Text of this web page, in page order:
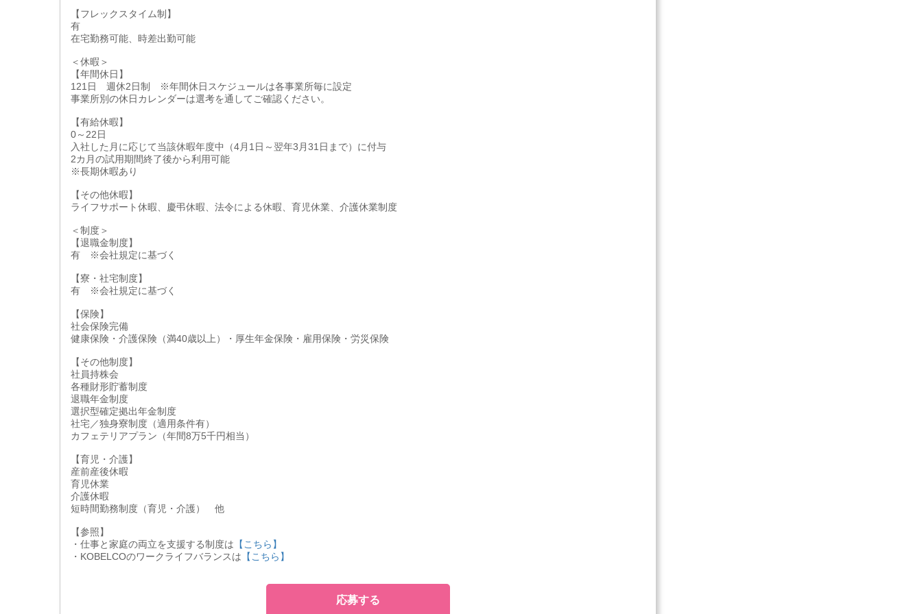
【フレックスタイム制】
有
在宅勤務可能、時差出勤可能
＜休暇＞
【年間休日】
121日 週休2日制 ※年間休日スケジュールは各事業所毎に設定
事業所別の休日カレンダーは選考を通してご確認ください。
【有給休暇】
0～22日
入社した月に応じて当該休暇年度中（4月1日～翌年3月31日まで）に付与
2カ月の試用期間終了後から利用可能
※長期休暇あり
【その他休暇】
ライフサポート休暇、慶弔休暇、法令による休暇、育児休業、介護休業制度
＜制度＞
【退職金制度】
有 ※会社規定に基づく
【寮・社宅制度】
有 ※会社規定に基づく
【保険】
社会保険完備
健康保険・介護保険（満40歳以上）・厚生年金保険・雇用保険・労災保険
【その他制度】
社員持株会
各種財形貯蓄制度
退職年金制度
選択型確定拠出年金制度
社宅／独身寮制度（適用条件有）
カフェテリアプラン（年間8万5千円相当）
【育児・介護】
産前産後休暇
育児休業
介護休暇
短時間勤務制度（育児・介護） 他
【参照】
・仕事と家庭の両立を支援する制度は 【こちら】
・KOBELCOのワークライフバランスは 【こちら】
応募する